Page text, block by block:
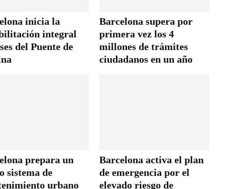
inicia la
integral
del Puente de
Barcelona supera por
primera vez los 4
millones de trámites
ciudadanos en un año
prepara un
sistema de
urbano
Barcelona activa el plan
de emergencia por el
elevado riesgo de